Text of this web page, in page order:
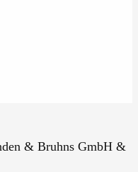
& Bruhns GmbH &